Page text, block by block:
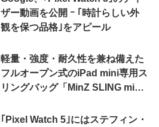
ザー動画を公開 ｰ ｢時計らしい外
観を保つ品格｣をアピール
軽量・強度・耐久性を兼ね備えた
フルオープン式のiPad mini専用ス
リングバッグ「MinZ SLING mini
｢Pixel Watch 5｣にはステフィン・